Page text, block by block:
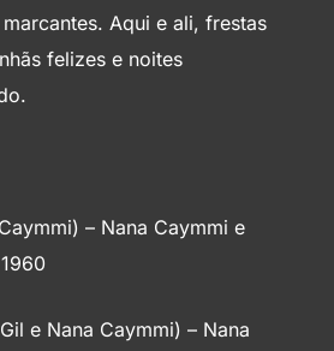
Aqui e ali, frestas
felizes e noites
– Nana Caymmi e
e Nana Caymmi) – Nana